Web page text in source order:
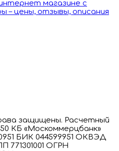
защищены. Расчетный
КБ «Москоммерцбанк»
БИК 044599951 ОКВЭД
771301001 ОГРН